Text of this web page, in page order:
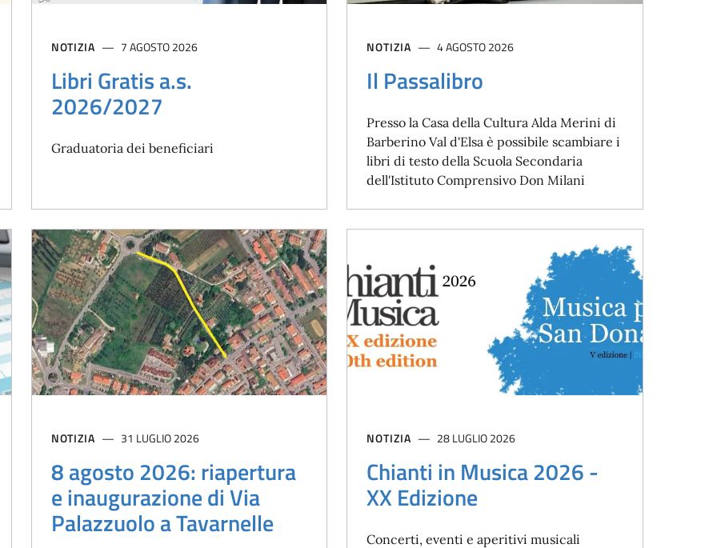
NOTIZIA 7 AGOSTO 2026
Libri Gratis a.s.
2026/2027
Graduatoria dei beneficiari
NOTIZIA 4 AGOSTO 2026
Il Passalibro
Presso la Casa della Cultura Alda Merini di
Barberino Val d'Elsa è possibile scambiare i
libri di testo della Scuola Secondaria
dell'Istituto Comprensivo Don Milani
NOTIZIA 31 LUGLIO 2026
8 agosto 2026: riapertura
e inaugurazione di Via
Palazzuolo a Tavarnelle
NOTIZIA 28 LUGLIO 2026
Chianti in Musica 2026 -
XX Edizione
Concerti, eventi e aperitivi musicali